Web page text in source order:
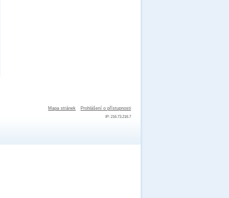
Mapa stránek Prohlášení o přístupnosti
IP: 216.73.216.7